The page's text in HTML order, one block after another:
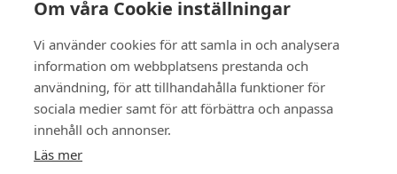
Om våra Cookie inställningar
Vi använder cookies för att samla in och analysera
information om webbplatsens prestanda och
användning, för att tillhandahålla funktioner för
sociala medier samt för att förbättra och anpassa
innehåll och annonser.
Läs mer
Få veckans bästa
artiklar i mejlen
Instagram
LinkedIn
Twitter
Facebook
Få veckans bästa
artiklar på mejlen